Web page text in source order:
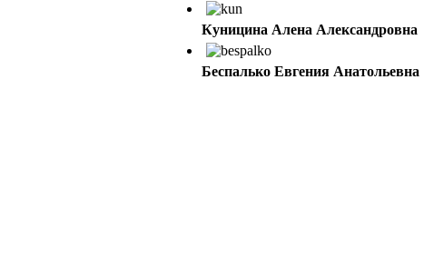
Куницина Алена Александровна
Беспалько Евгения Анатольевна